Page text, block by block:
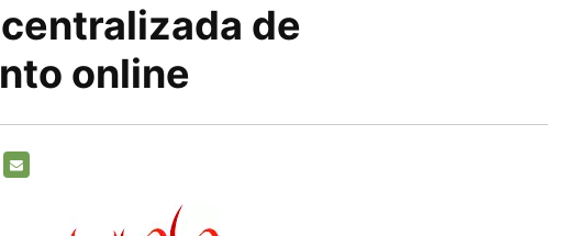
de
online